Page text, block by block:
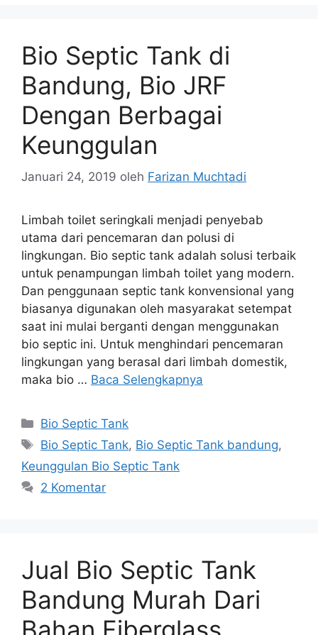
Bio Septic Tank di
Bandung, Bio JRF
Dengan Berbagai
Keunggulan
Januari 24, 2019 oleh Farizan Muchtadi
Limbah toilet seringkali menjadi penyebab
utama dari pencemaran dan polusi di
lingkungan. Bio septic tank adalah solusi terbaik
untuk penampungan limbah toilet yang modern.
Dan penggunaan septic tank konvensional yang
biasanya digunakan oleh masyarakat setempat
saat ini mulai berganti dengan menggunakan
bio septic ini. Untuk menghindari pencemaran
lingkungan yang berasal dari limbah domestik,
maka bio … Baca Selengkapnya
Kategori
Bio Septic Tank
Tag
Bio Septic Tank, Bio Septic Tank bandung,
Keunggulan Bio Septic Tank
2 Komentar
Jual Bio Septic Tank
Bandung Murah Dari
Bahan Fiberglass